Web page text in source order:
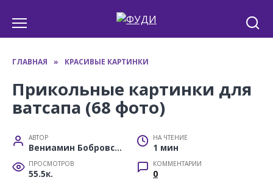
содержанию
ГЛАВНАЯ » КРАСИВЫЕ КАРТИНКИ
Прикольные картинки для
ватсапа (68 фото)
АВТОР
Вениамин Бобровский
НА ЧТЕНИЕ
1 мин
ПРОСМОТРОВ
55.5к.
КОММЕНТАРИИ
0